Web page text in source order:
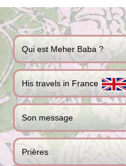
Qui est Meher Baba ?
His travels in France
Son message
Prières